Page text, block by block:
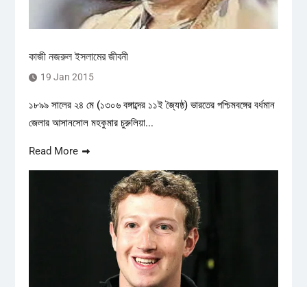
কাজী নজরুল ইসলামের জীবনী
19 Jan 2015
১৮৯৯ সালের ২৪ মে (১৩০৬ বঙ্গাব্দের ১১ই জ্যৈষ্ঠ) ভারতের পশ্চিমবঙ্গের বর্ধমান
জেলার আসানসোল মহকুমার চুরুলিয়া...
Read More